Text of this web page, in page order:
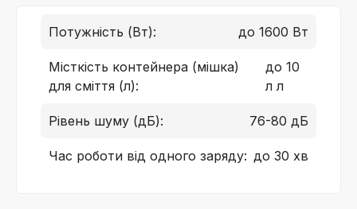
Потужність (Вт): до 1600 Вт
Місткість контейнера (мішка)
для сміття (л):
до 10
л л
Рівень шуму (дБ): 76-80 дБ
Час роботи від одного заряду: до 30 хв